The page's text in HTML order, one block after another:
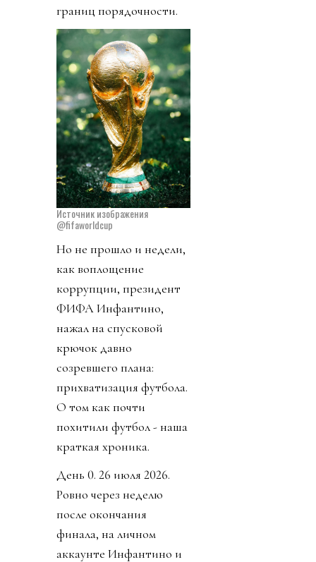
границ порядочности.
Источник изображения
@fifaworldcup
Но не прошло и недели,
как воплощение
коррупции, президент
ФИФА Инфантино,
нажал на спусковой
крючок давно
созревшего плана:
прихватизация футбола.
О том как почти
похитили футбол - наша
краткая хроника.
День 0. 26 июля 2026.
Ровно через неделю
после окончания
финала, на личном
аккаунте Инфантино и